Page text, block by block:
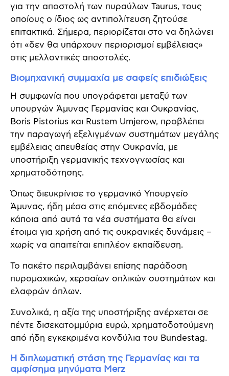
για την αποστολή των πυραύλων Taurus, τους
οποίους ο ίδιος ως αντιπολίτευση ζητούσε
επιτακτικά. Σήμερα, περιορίζεται στο να δηλώνει
ότι «δεν θα υπάρχουν περιορισμοί εμβέλειας»
στις μελλοντικές αποστολές.
Βιομηχανική συμμαχία με σαφείς επιδιώξεις
Η συμφωνία που υπογράφεται μεταξύ των
υπουργών Άμυνας Γερμανίας και Ουκρανίας,
Boris Pistorius και Rustem Umjerow, προβλέπει
την παραγωγή εξελιγμένων συστημάτων μεγάλης
εμβέλειας απευθείας στην Ουκρανία, με
υποστήριξη γερμανικής τεχνογνωσίας και
χρηματοδότησης.
Όπως διευκρίνισε το γερμανικό Υπουργείο
Άμυνας, ήδη μέσα στις επόμενες εβδομάδες
κάποια από αυτά τα νέα συστήματα θα είναι
έτοιμα για χρήση από τις ουκρανικές δυνάμεις –
χωρίς να απαιτείται επιπλέον εκπαίδευση.
Το πακέτο περιλαμβάνει επίσης παράδοση
πυρομαχικών, χερσαίων οπλικών συστημάτων και
ελαφρών όπλων.
Συνολικά, η αξία της υποστήριξης ανέρχεται σε
πέντε δισεκατομμύρια ευρώ, χρηματοδοτούμενη
από ήδη εγκεκριμένα κονδύλια του Bundestag.
Η διπλωματική στάση της Γερμανίας και τα
αμφίσημα μηνύματα Merz